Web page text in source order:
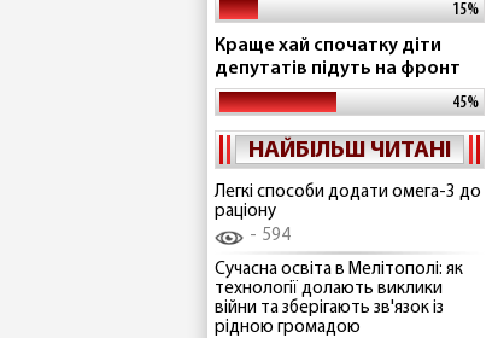
15%
Краще хай спочатку діти
депутатів підуть на фронт
45%
НАЙБІЛЬШ ЧИТАНІ
Легкі способи додати омега-3 до
раціону
594
Сучасна освіта в Мелітополі: як
технології долають виклики
війни та зберігають зв'язок із
рідною громадою